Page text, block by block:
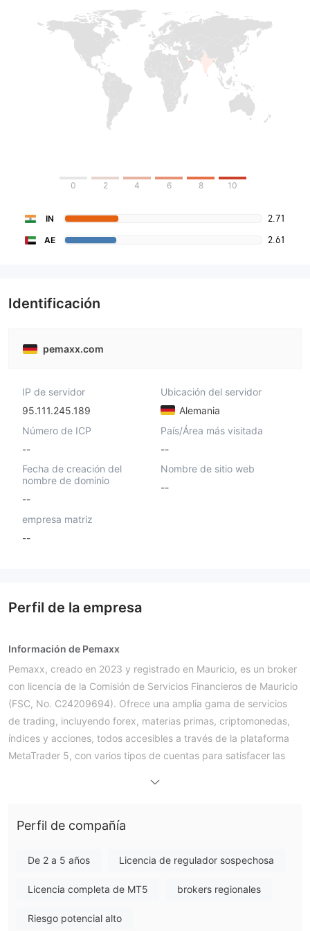
0 2 4 6 8 10
IN 2.71
AE 2.61
Identificación
pemaxx.com
IP de servidor
95.111.245.189
Ubicación del servidor
Alemania
Número de ICP
--
País/Área más visitada
--
Fecha de creación del
nombre de dominio
--
Nombre de sitio web
--
empresa matriz
--
Perfil de la empresa
Información de Pemaxx
Pemaxx, creado en 2023 y registrado en Mauricio, es un broker
con licencia de la Comisión de Servicios Financieros de Mauricio
(FSC, No. C24209694). Ofrece una amplia gama de servicios
de trading, incluyendo forex, materias primas, criptomonedas,
índices y acciones, todos accesibles a través de la plataforma
MetaTrader 5, con varios tipos de cuentas para satisfacer las
Sí, Pemaxx Global Limited está regulado. Posee una Licencia de
(FSC) de Mauricio, bajo el número de licencia C24209694.
¿Qué puedo negociar en Pemaxx?
productos negociables, incluyendo los principales pares de
Perfil de compañía
De 2 a 5 años Licencia de regulador sospechosa
Licencia completa de MT5 brokers regionales
Riesgo potencial alto